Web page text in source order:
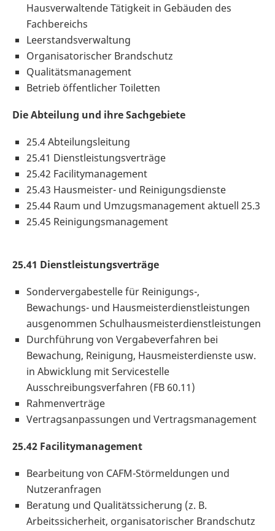
Hausverwaltende Tätigkeit in Gebäuden des
Fachbereichs
Leerstandsverwaltung
Organisatorischer Brandschutz
Qualitätsmanagement
Betrieb öffentlicher Toiletten
Die Abteilung und ihre Sachgebiete
25.4 Abteilungsleitung
25.41 Dienstleistungsverträge
25.42 Facilitymanagement
25.43 Hausmeister- und Reinigungsdienste
25.44 Raum und Umzugsmanagement aktuell 25.3
25.45 Reinigungsmanagement
25.41 Dienstleistungsverträge
Sondervergabestelle für Reinigungs-,
Bewachungs- und Hausmeisterdienstleistungen
ausgenommen Schulhausmeisterdienstleistungen
Durchführung von Vergabeverfahren bei
Bewachung, Reinigung, Hausmeisterdienste usw.
in Abwicklung mit Servicestelle
Ausschreibungsverfahren (FB 60.11)
Rahmenverträge
Vertragsanpassungen und Vertragsmanagement
25.42 Facilitymanagement
Bearbeitung von CAFM-Störmeldungen und
Nutzeranfragen
Beratung und Qualitätssicherung (z. B.
Arbeitssicherheit, organisatorischer Brandschutz